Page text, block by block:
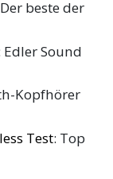
beste der
Edler Sound
Kopfhörer
Test: Top